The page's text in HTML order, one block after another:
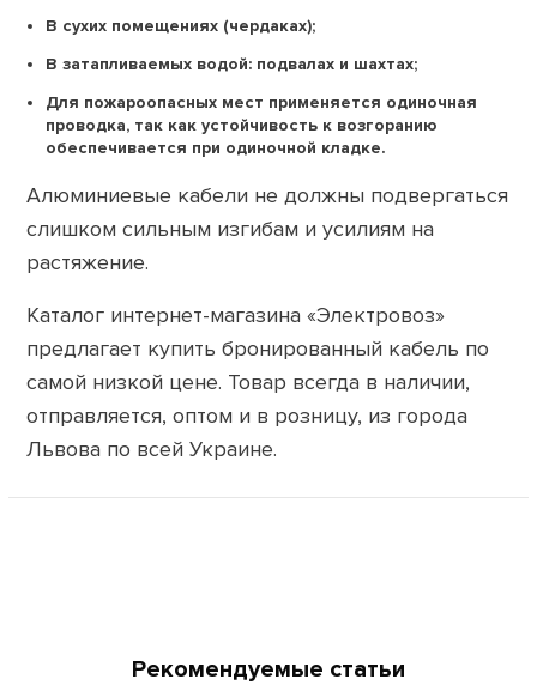
В сухих помещениях (чердаках);
В затапливаемых водой: подвалах и шахтах;
Для пожароопасных мест применяется одиночная
проводка, так как устойчивость к возгоранию
обеспечивается при одиночной кладке.
Алюминиевые кабели не должны подвергаться
слишком сильным изгибам и усилиям на
растяжение.
Каталог интернет-магазина «Электровоз»
предлагает купить бронированный кабель по
самой низкой цене. Товар всегда в наличии,
отправляется, оптом и в розницу, из города
Львова по всей Украине.
Рекомендуемые статьи